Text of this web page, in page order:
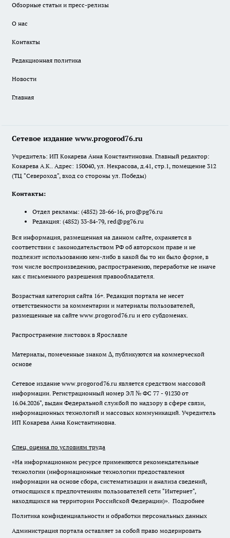
Обзорные статьи и пресс-релизы
О нас
Контакты
Редакционная политика
Новости
Главная
Сетевое издание www.progorod76.ru
Учредитель: ИП Кокарева Анна Константиновна. Главный редактор:
Кокарева А.К.. Адрес: 150040, ул. Некрасова, д.41, стр.1, помещение 312
(ТЦ "Североход", вход со стороны ул. Победы)
Контакты:
Отдел рекламы: (4852) 28-66-16, pro@pg76.ru
Редакция: (4852) 33-84-79, red@pg76.ru
Вся информация, размещенная на данном сайте, охраняется в
соответствии с законодательством РФ об авторском праве и не
подлежит использованию кем-либо в какой бы то ни было форме, в
том числе воспроизведению, распространению, переработке не иначе
как с письменного разрешения правообладателя.
Возрастная категория сайта 16+. Редакция портала не несет
ответственности за комментарии и материалы пользователей,
размещенные на сайте www.progorod76.ru и его субдоменах.
Распространение листовок в Ярославле
Материалы, помеченные знаком ∆, публикуются на коммерческой
основе
Сетевое издание www.progorod76.ru является средством массовой
информации. Регистрационный номер ЭЛ № ФС 77 - 91230 от
16.04.2026", выдан Федеральной службой по надзору в сфере связи,
информационных технологий и массовых коммуникаций. Учредитель
ИП Кокарева Анна Константиновна.
Спец. оценка по условиям труда
«На информационном ресурсе применяются рекомендательные
технологии (информационные технологии предоставления
информации на основе сбора, систематизации и анализа сведений,
относящихся к предпочтениям пользователей сети "Интернет",
находящихся на территории Российской Федерации)». Подробнее
Политика конфиденциальности и обработки персональных данных
Администрация портала оставляет за собой право модерировать